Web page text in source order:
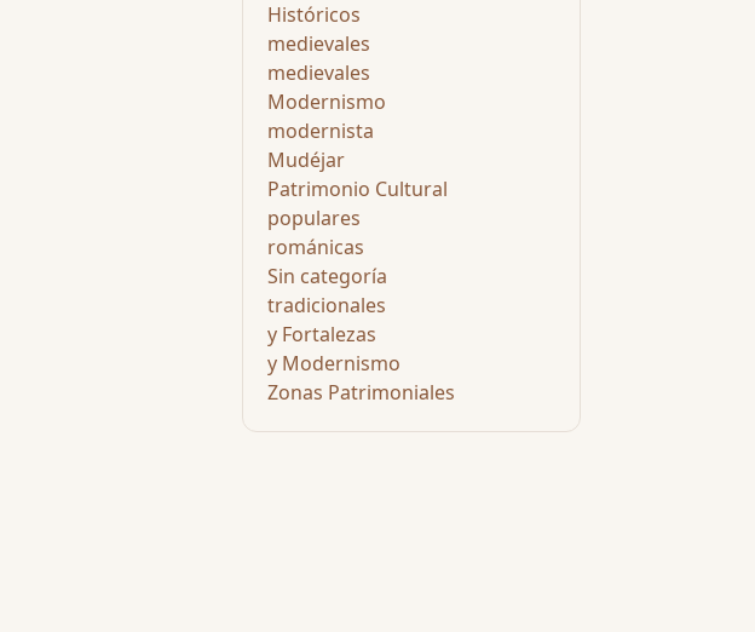
Históricos
medievales
medievales
Modernismo
modernista
Mudéjar
Patrimonio Cultural
populares
románicas
Sin categoría
tradicionales
y Fortalezas
y Modernismo
Zonas Patrimoniales